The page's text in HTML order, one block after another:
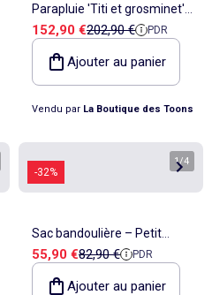
Parapluie 'Titi et grosminet'
– Porte Happy – Looney
Tunes
Prix de vente
152,90 €Prix de référence
202,90 € PDR
Ajouter au panier
Vendu par La Boutique des Toons
-32%
1/4
Sac bandoulière – Petit
JENERA MINI – Kipling
Prix de vente
55,90 €Prix de référence
82,90 € PDR
Ajouter au panier